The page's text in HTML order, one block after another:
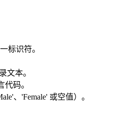
标识符。
文本。
代码。
、'Female' 或空值）。